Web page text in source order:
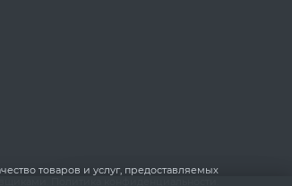
товаров и услуг, предоставляемых